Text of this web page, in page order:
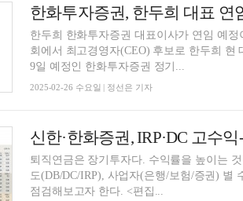
한화투자증권, 한두희 대표
한두희 한화투자증권 대표이사가 연임 예
회에서 최고경영자(CEO) 후보로 한두희 현
9일 예정인 한화투자증권 정기...
2025-02-26 수요일 | 정선은 기자
퇴직연금은 장기투자다. 수익률을 높이는
도(DB/DC/IRP), 사업자(은행/보험/증권) 별
점검해보고자 한다. <편집...